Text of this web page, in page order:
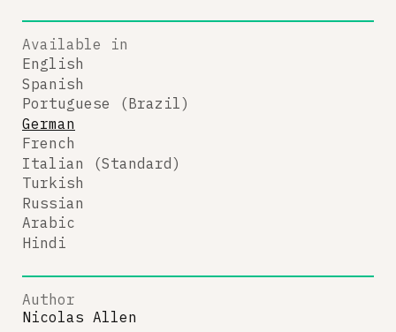
Available in
English
Spanish
Portuguese (Brazil)
German
French
Italian (Standard)
Turkish
Russian
Arabic
Hindi
Author
Nicolas Allen